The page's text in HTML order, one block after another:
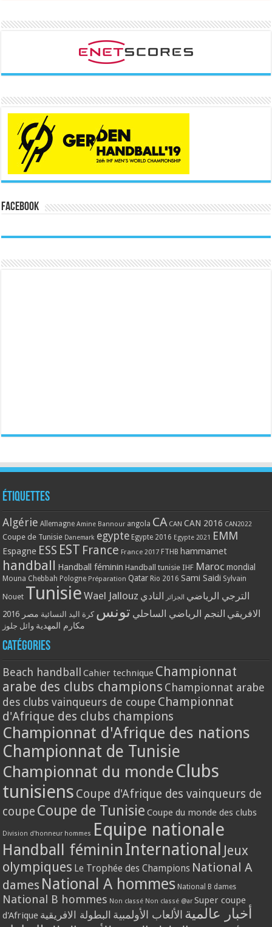
Facebook
Étiquettes
Algérie Allemagne Amine Bannour angola CA CAN CAN 2016 CAN2022
Coupe de Tunisie Danemark egypte Egypte 2016 Egypte 2021 EMM
Espagne ESS EST France France 2017 FTHB hammamet
handball Handball féminin Handball tunisie IHF Maroc mondial
Mouna Chebbah Pologne Préparation Qatar Rio 2016 Sami Saidi Sylvain
Nouet Tunisie Wael Jallouz الترجي الرياضي الجزائر
النادي
الافريقي النجم الرياضي الساحلي تونس كرة اليد النسائية مصر 2016
مكارم المهدية وائل جلوز
Catégories
Beach handball Cahier technique Championnat
arabe des clubs champions Championnat arabe
des clubs vainqueurs de coupe Championnat
d'Afrique des clubs champions
Championnat d'Afrique des nations
Championnat de Tunisie
Championnat du monde Clubs
tunisiens Coupe d'Afrique des vainqueurs de
coupe Coupe de Tunisie Coupe du monde des clubs
Division d'honneur hommes Equipe nationale
Handball féminin International
Jeux
olympiques Le Trophée des Champions National A
dames National A hommes National B dames
National B hommes Non classé Non classé @ar Super coupe
d'Afrique
أخبار عالمية الألعاب الأولمبية البطولة الافريقية